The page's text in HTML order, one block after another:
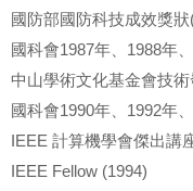
國防部國防科技成效獎狀
國科會1987年、1988年
中山學術文化基金會技
國科會1990年、1992年
IEEE 計算機學會傑出講
IEEE Fellow (1994)